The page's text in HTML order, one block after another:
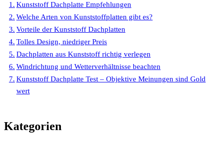
Kunststoff Dachplatte Empfehlungen
Welche Arten von Kunststoffplatten gibt es?
Vorteile der Kunststoff Dachplatten
Tolles Design, niedriger Preis
Dachplatten aus Kunststoff richtig verlegen
Windrichtung und Wetterverhältnisse beachten
Kunststoff Dachplatte Test – Objektive Meinungen sind Gold
wert
Kategorien